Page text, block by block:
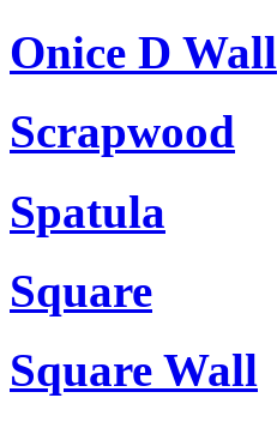
Onice D Wall
Scrapwood
Spatula
Square
Square Wall